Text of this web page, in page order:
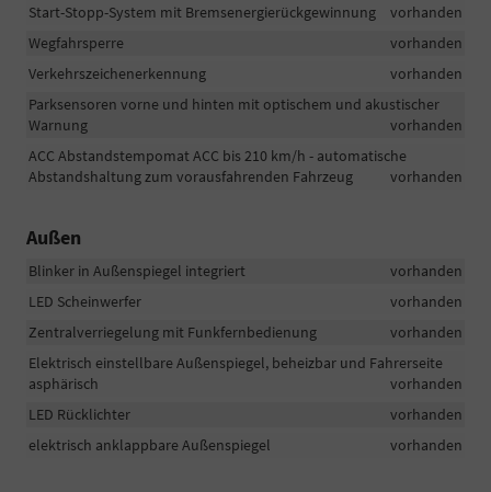
Start-Stopp-System mit Bremsenergierückgewinnung
vorhanden
Wegfahrsperre
vorhanden
Verkehrszeichenerkennung
vorhanden
Parksensoren vorne und hinten mit optischem und akustischer
Warnung
vorhanden
ACC Abstandstempomat ACC bis 210 km/h - automatische
Abstandshaltung zum vorausfahrenden Fahrzeug
vorhanden
Außen
Blinker in Außenspiegel integriert
vorhanden
LED Scheinwerfer
vorhanden
Zentralverriegelung mit Funkfernbedienung
vorhanden
Elektrisch einstellbare Außenspiegel, beheizbar und Fahrerseite
asphärisch
vorhanden
LED Rücklichter
vorhanden
elektrisch anklappbare Außenspiegel
vorhanden